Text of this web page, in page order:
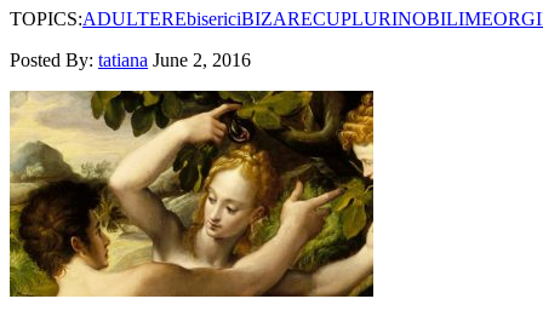
TOPICS:ADULTEREbisericiBIZARECUPLURINOBILIME
Posted By: tatiana June 2, 2016